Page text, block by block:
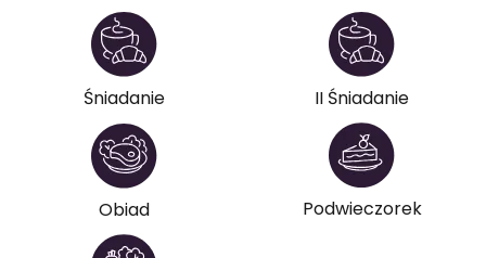
Śniadanie II Śniadanie
Obiad Podwieczorek